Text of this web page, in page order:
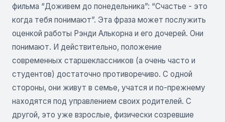
фильма “Доживем до понедельника”: “Счастье - это
когда тебя понимают”. Эта фраза может послужить
оценкой работы Рэнди Алькорна и его дочерей. Они
понимают. И действительно, положение
современных старшеклассников (а очень часто и
студентов) достаточно противоречиво. С одной
стороны, они живут в семье, учатся и по-прежнему
находятся под управлением своих родителей. С
другой, это уже взрослые, физически созревшие